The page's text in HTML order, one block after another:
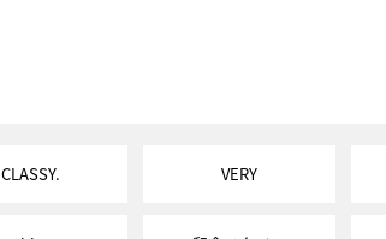
CLASSY. VERY